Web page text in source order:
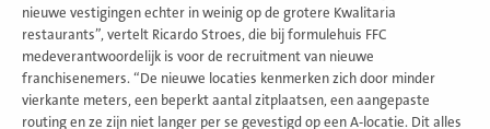
nieuwe vestigingen echter in weinig op de grotere Kwalitaria
restaurants”, vertelt Ricardo Stroes, die bij formulehuis FFC
medeverantwoordelijk is voor de recruitment van nieuwe
franchisenemers. “De nieuwe locaties kenmerken zich door minder
vierkante meters, een beperkt aantal zitplaatsen, een aangepaste
routing en ze zijn niet langer per se gevestigd op een A-locatie. Dit alles